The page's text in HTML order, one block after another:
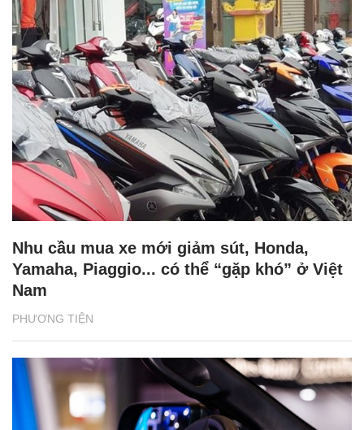
PHƯƠNG TIỆN
Nhu cầu mua xe mới giảm sút, Honda,
Yamaha, Piaggio... có thể “gặp khó” ở Việt
Nam